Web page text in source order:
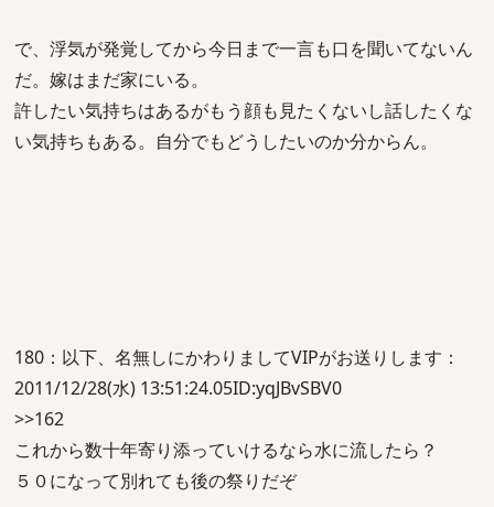
で、浮気が発覚してから今日まで一言も口を聞いてないん
だ。嫁はまだ家にいる。
許したい気持ちはあるがもう顔も見たくないし話したくな
い気持ちもある。自分でもどうしたいのか分からん。
180：以下、名無しにかわりましてVIPがお送りします：
2011/12/28(水) 13:51:24.05ID:yqJBvSBV0
>>162
これから数十年寄り添っていけるなら水に流したら？
５０になって別れても後の祭りだぞ